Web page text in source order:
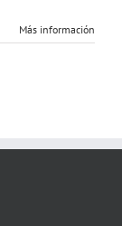
Más información